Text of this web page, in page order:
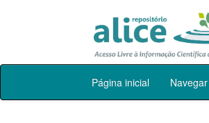
Skip
Página inicial Navegar